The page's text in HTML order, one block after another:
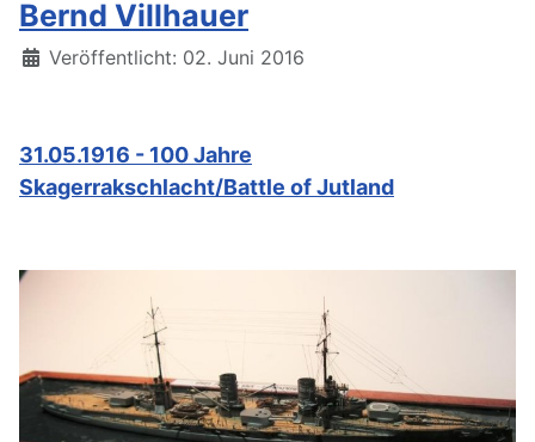
Bernd Villhauer
Details
Veröffentlicht: 02. Juni 2016
31.05.1916 - 100 Jahre
Skagerrakschlacht/Battle of Jutland